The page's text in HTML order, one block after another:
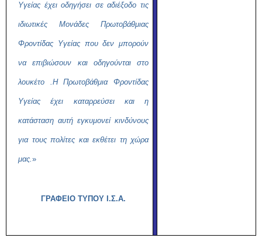
Υγείας έχει οδηγήσει σε αδιέξοδο τις
ιδιωτικές Μονάδες Πρωτοβάθμιας
Φροντίδας Υγείας που δεν μπορούν
να επιβιώσουν και οδηγούνται στο
λουκέτο .Η Πρωτοβάθμια Φροντίδας
Υγείας έχει καταρρεύσει και η
κατάσταση αυτή εγκυμονεί κινδύνους
για τους πολίτες και εκθέτει τη χώρα
μας.»
ΓΡΑΦΕΙΟ ΤΥΠΟΥ Ι.Σ.Α.